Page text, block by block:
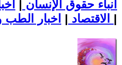
أنباء حقوق الإنسان |
الاقتصاد | |